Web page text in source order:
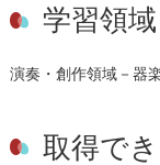
学習領域
演奏・創作領域－器
取得で